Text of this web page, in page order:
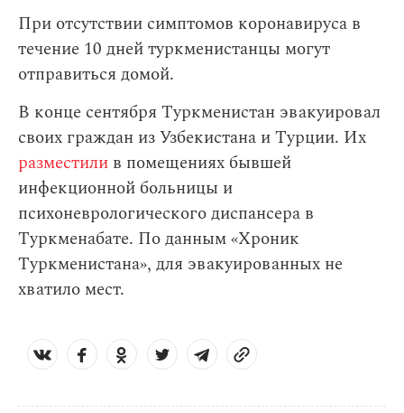
При отсутствии симптомов коронавируса в
течение 10 дней туркменистанцы могут
отправиться домой.
В конце сентября Туркменистан эвакуировал
своих граждан из Узбекистана и Турции. Их
разместили в помещениях бывшей
инфекционной больницы и
психоневрологического диспансера в
Туркменабате. По данным «Хроник
Туркменистана», для эвакуированных не
хватило мест.